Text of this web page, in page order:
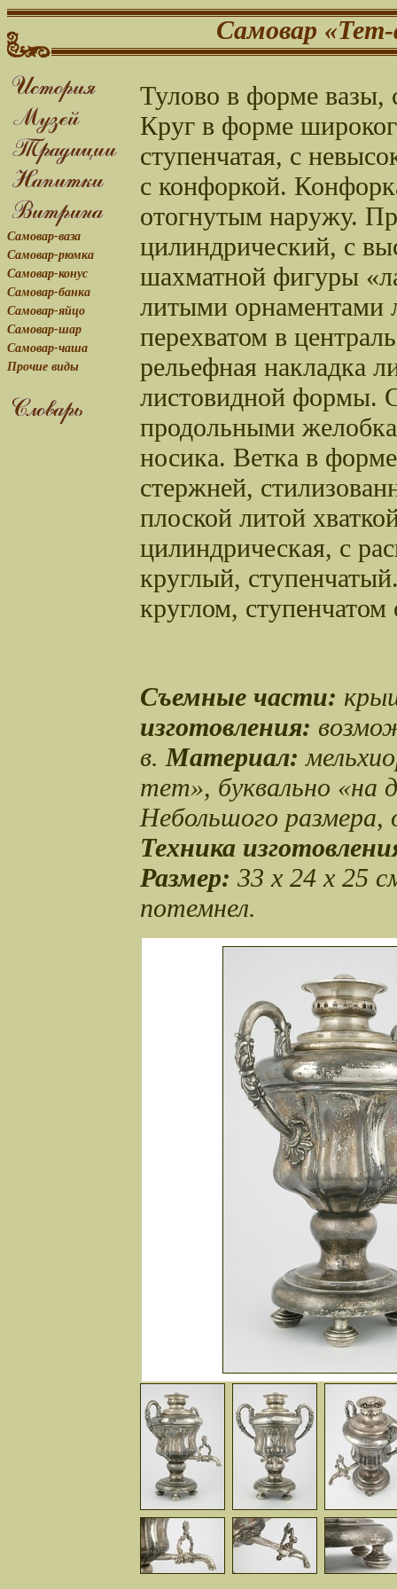
Самовар
Самовар-ваза
Самовар-рюмка
Самовар-конус
Самовар-банка
Самовар-яйцо
Самовар-шар
Самовар-чаша
Прочие виды
Тулово в форме вазы,
Круг в форме
ступенчатая, с
с конфоркой.
отогнутым наружу.
цилиндрический, с
шахматной фигуры
литыми орнаментами
перехватом в
рельефная накладка
листовидной формы.
продольными
носика. Ветка в
стержней,
плоской литой
цилиндрическая, с
круглый,
круглом,
Съемные части:
изготовления:
в. Материал:
тет», буквально «на
Небольшого
Техника
Размер: 33 x 24 x 25
потемнел.